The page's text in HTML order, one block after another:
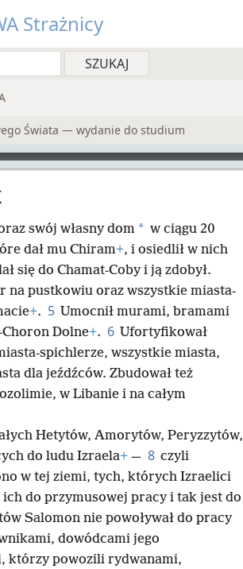
Strażnicy
Świata — wydanie do studium
swój własny dom * w ciągu 20
dał mu Chiram+, i osiedlił w nich
się do Chamat-Coby i ją zdobył.
na pustkowiu oraz wszystkie miasta-
+. 5 Umocnił murami, bramami
Choron Dolne+. 6 Ufortyfikował
spichlerze, wszystkie miasta,
dla jeźdźców. Zbudował też
w Libanie i na całym
Hetytów, Amorytów, Peryzzytów,
do ludu Izraela+ — 8 czyli
w tej ziemi, tych, których Izraelici
ich do przymusowej pracy i tak jest do
Salomon nie powoływał do pracy
dowódcami jego
którzy powozili rydwanami,